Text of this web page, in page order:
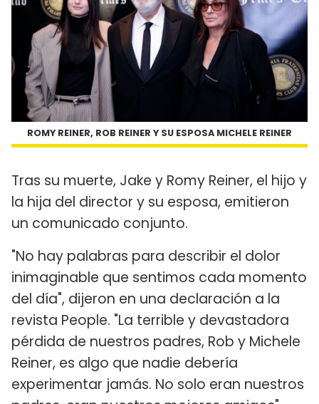
ROMY REINER, ROB REINER Y SU ESPOSA MICHELE REINER
Tras su muerte, Jake y Romy Reiner, el hijo y
la hija del director y su esposa, emitieron
un comunicado conjunto.
"No hay palabras para describir el dolor
inimaginable que sentimos cada momento
del día", dijeron en una declaración a la
revista People. "La terrible y devastadora
pérdida de nuestros padres, Rob y Michele
Reiner, es algo que nadie debería
experimentar jamás. No solo eran nuestros